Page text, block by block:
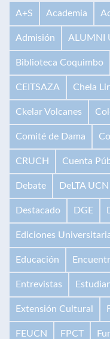
A+S Academia
Admisión ALUMNI
Biblioteca Coquimbo
CEITSAZA Chela
Ckelar Volcanes
Comité de Dama
CRUCH Cuenta
Debate DeLTA UCN
Destacado DGE
Ediciones
Educación
Entrevistas
Extensión Cultural
FEUCN FPCT